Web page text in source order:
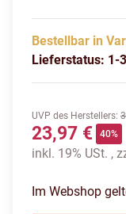
Bestellbar in
Lieferstatus: 1-
UVP des Herstellers:
23,97 € 40%
inkl. 19% USt. ,
Im Webshop